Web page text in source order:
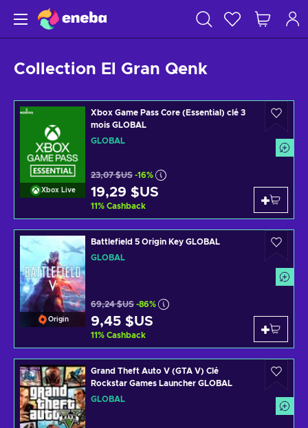
Collection El Gran Qenk
Xbox Live
Xbox Game Pass Core (Essential) clé 3
mois GLOBAL
GLOBAL
23,07 $US -16%
19,29 $US
11% Cashback
Origin
Battlefield 5 Origin Key GLOBAL
GLOBAL
69,24 $US -86%
9,45 $US
11% Cashback
Grand Theft Auto V (GTA V) Clé
Rockstar Games Launcher GLOBAL
GLOBAL